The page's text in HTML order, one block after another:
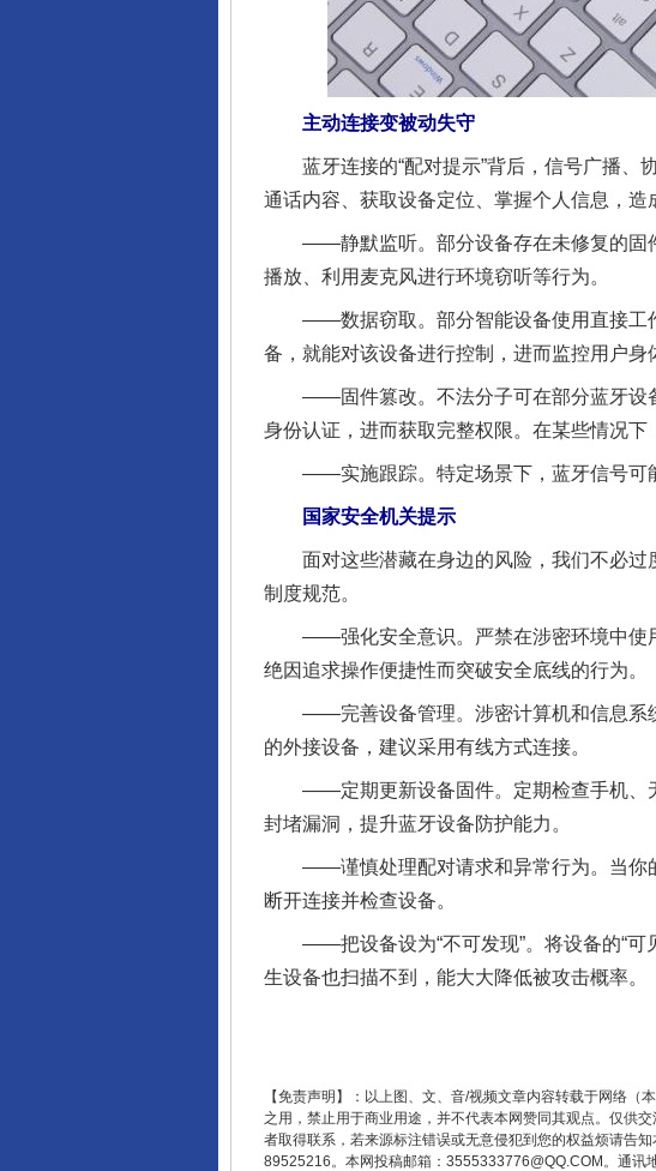
主动连接变被动失守
蓝牙连接的“配对提示”背后，信号广播、
通话内容、获取设备定位、掌握个人信息，造
——静默监听。部分设备存在未修复的固件
播放、利用麦克风进行环境窃听等行为。
——数据窃取。部分智能设备使用直接工作
备，就能对该设备进行控制，进而监控用户身
——固件篡改。不法分子可在部分蓝牙设备
身份认证，进而获取完整权限。在某些情况下
——实施跟踪。特定场景下，蓝牙信号可能
国家安全机关提示
面对这些潜藏在身边的风险，我们不必过
制度规范。
——强化安全意识。严禁在涉密环境中使用
绝因追求操作便捷性而突破安全底线的行为。
——完善设备管理。涉密计算机和信息系统
的外接设备，建议采用有线方式连接。
——定期更新设备固件。定期检查手机、无
封堵漏洞，提升蓝牙设备防护能力。
——谨慎处理配对请求和异常行为。当你的
断开连接并检查设备。
——把设备设为“不可发现”。将设备的“可见
生设备也扫描不到，能大大降低被攻击概率。
【免责声明】：以上图、文、音/视频文章内容转载于网络
之用，禁止用于商业用途，并不代表本网赞同其观点。仅供
者取得联系，若来源标注错误或无意侵犯到您的权益烦请告
89525216。本网投稿邮箱：3555333776@QQ.COM。通讯
完善运行机制助力责任有效落实
东山县通报“牛蛙产品抗生素超标问题”
千年窑火 生生不息